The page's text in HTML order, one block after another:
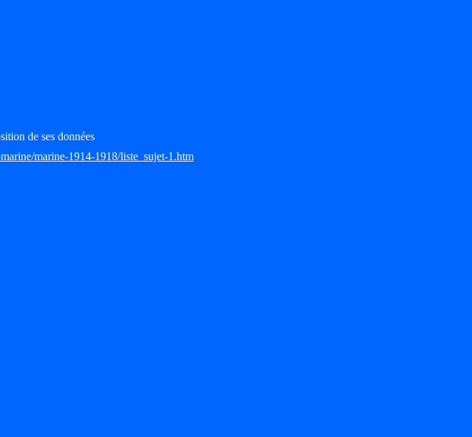
de ses données
marine-1914-1918/liste_sujet-1.htm